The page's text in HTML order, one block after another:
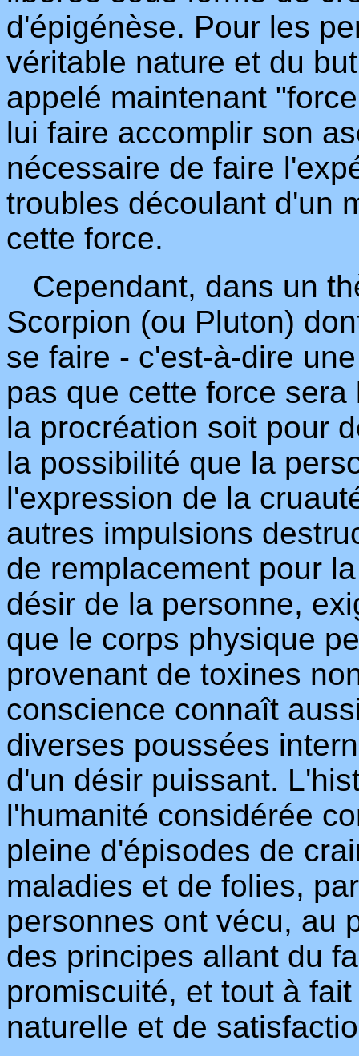
d'épigénèse. Pour les
véritable nature et du
appelé maintenant
lui faire accomplir son
nécessaire de faire
troubles découlant d'un
cette force.
Cependant, dans un
Scorpion (ou Pluton)
se faire - c'est-à-dire
pas que cette force
la procréation soit pour
la possibilité que la
l'expression de la
autres impulsions
de remplacement pour
désir de la personne,
que le corps physique
provenant de toxines
conscience connaît
diverses poussées
d'un désir puissant.
l'humanité considérée
pleine d'épisodes de
maladies et de folies,
personnes ont vécu, au
des principes allant du
promiscuité, et tout à
naturelle et de